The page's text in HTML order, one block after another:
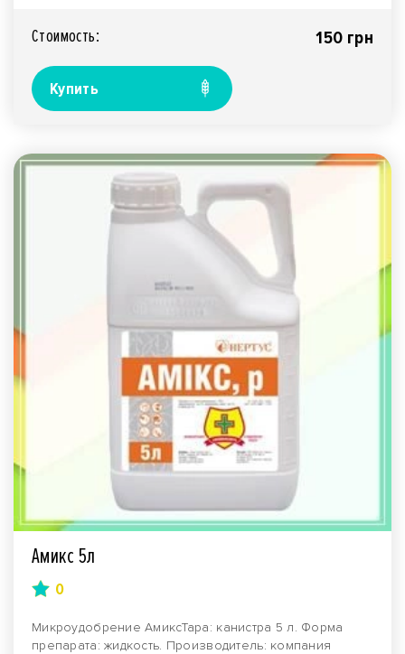
Стоимость: 150 грн
Купить
Амикс 5л
0
Микроудобрение АмиксТара: канистра 5 л. Форма
препарата: жидкость. Производитель: компания